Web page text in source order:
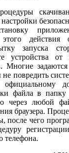
действия
запуска
устройства от
Многие
повредить
официальному
файла в
через любой
браузера.
после чего
телефона.